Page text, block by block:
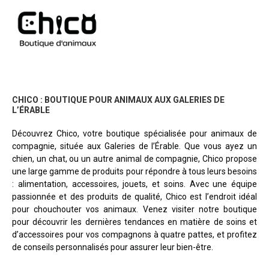
CHICO : BOUTIQUE POUR ANIMAUX AUX GALERIES DE
L’ÉRABLE
Découvrez Chico, votre boutique spécialisée pour animaux de
compagnie, située aux Galeries de l’Érable. Que vous ayez un
chien, un chat, ou un autre animal de compagnie, Chico propose
une large gamme de produits pour répondre à tous leurs besoins
: alimentation, accessoires, jouets, et soins. Avec une équipe
passionnée et des produits de qualité, Chico est l’endroit idéal
pour chouchouter vos animaux. Venez visiter notre boutique
pour découvrir les dernières tendances en matière de soins et
d’accessoires pour vos compagnons à quatre pattes, et profitez
de conseils personnalisés pour assurer leur bien-être.